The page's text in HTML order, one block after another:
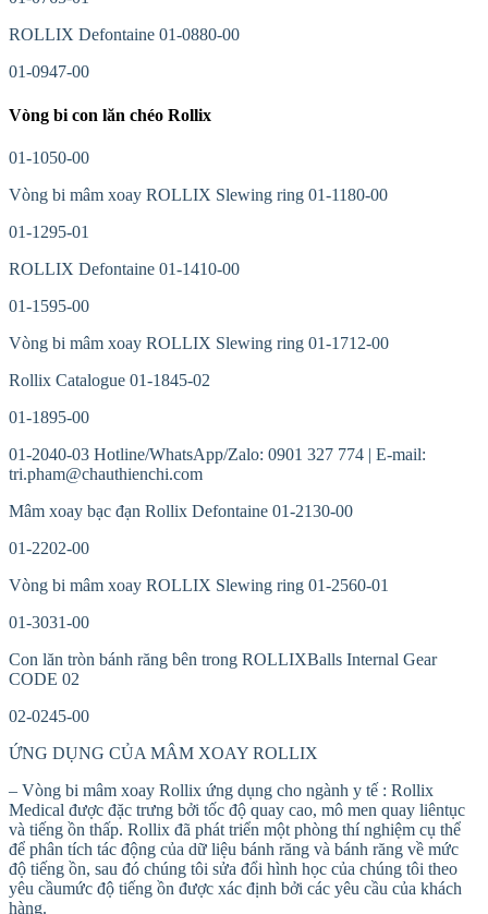
ROLLIX Defontaine 01-0880-00
01-0947-00
Vòng bi con lăn chéo Rollix
01-1050-00
Vòng bi mâm xoay ROLLIX Slewing ring 01-1180-00
01-1295-01
ROLLIX Defontaine 01-1410-00
01-1595-00
Vòng bi mâm xoay ROLLIX Slewing ring 01-1712-00
Rollix Catalogue 01-1845-02
01-1895-00
01-2040-03 Hotline/WhatsApp/Zalo: 0901 327 774 | E-mail:
tri.pham@chauthienchi.com
Mâm xoay bạc đạn Rollix Defontaine 01-2130-00
01-2202-00
Vòng bi mâm xoay ROLLIX Slewing ring 01-2560-01
01-3031-00
Con lăn tròn bánh răng bên trong ROLLIXBalls Internal Gear
CODE 02
02-0245-00
ỨNG DỤNG CỦA MÂM XOAY ROLLIX
– Vòng bi mâm xoay Rollix ứng dụng cho ngành y tế : Rollix
Medical được đặc trưng bởi tốc độ quay cao, mô men quay liêntục
và tiếng ồn thấp. Rollix đã phát triển một phòng thí nghiệm cụ thể
để phân tích tác động của dữ liệu bánh răng và bánh răng về mức
độ tiếng ồn, sau đó chúng tôi sửa đổi hình học của chúng tôi theo
yêu cầumức độ tiếng ồn được xác định bởi các yêu cầu của khách
hàng.